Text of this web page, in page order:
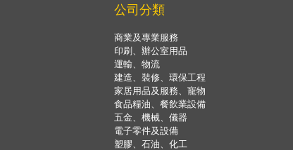
公司分類
商業及專業服務
印刷、辦公室用品
運輸、物流
建造、裝修、環保工程
家居用品及服務、寵物
食品糧油、餐飲業設備
五金、機械、儀器
電子零件及設備
塑膠、石油、化工